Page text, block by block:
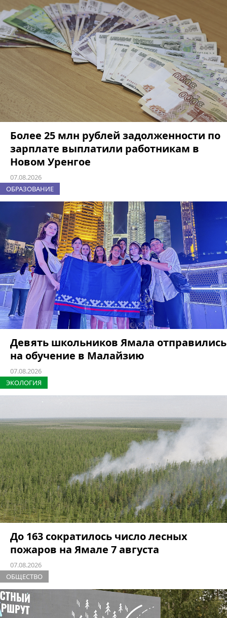
Более 25 млн рублей задолженности по
зарплате выплатили работникам в
Новом Уренгое
07.08.2026
ОБРАЗОВАНИЕ
Девять школьников Ямала отправились
на обучение в Малайзию
07.08.2026
ЭКОЛОГИЯ
До 163 сократилось число лесных
пожаров на Ямале 7 августа
07.08.2026
ОБЩЕСТВО